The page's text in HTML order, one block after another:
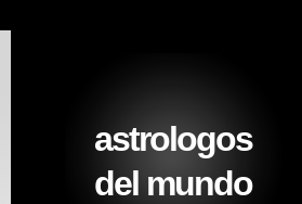
astrologos
del mundo